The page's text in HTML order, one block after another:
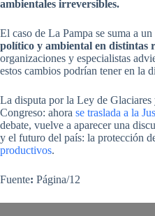
ambientales irreversibles.
El caso de La Pampa se suma a un
político y ambiental en distintas
organizaciones y especialistas
estos cambios podrían tener en la
La disputa por la Ley de Glaciares
Congreso: ahora se traslada a la
debate, vuelve a aparecer una
y el futuro del país: la protección
productivos.
Fuente: Página/12